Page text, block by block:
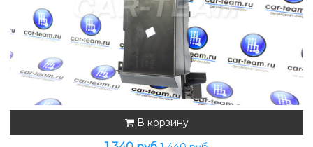
В корзину